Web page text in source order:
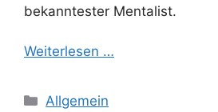
bekanntester Mentalist.
Weiterlesen …
Kategorien
Allgemein